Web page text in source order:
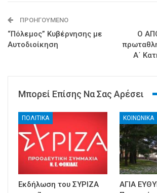
ΠΡΟΗΓΟΎΜΕΝΟ
“Πόλεμος” Κυβέρνησης με
Αυτοδιοίκηση
Ο
Α΄
Μπορεί Επίσης Να Σας Αρέσει
ΠΟΛΙΤΙΚΑ
Εκδήλωση του ΣΥΡΙΖΑ
ΚΟΙΝΩΝΙΚΑ
ΑΓΙΑ